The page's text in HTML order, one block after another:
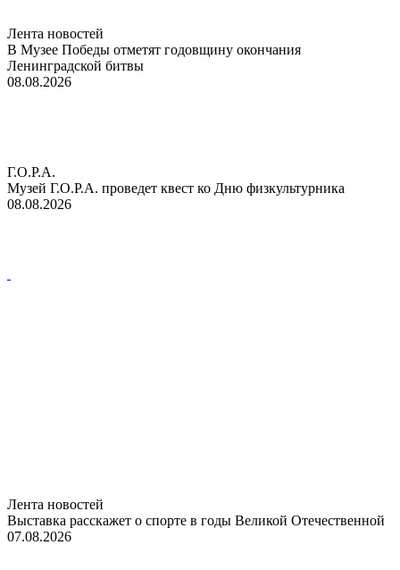
Лента новостей
В Музее Победы отметят годовщину окончания
Ленинградской битвы
08.08.2026
Г.О.Р.А.
Музей Г.О.Р.А. проведет квест ко Дню физкультурника
08.08.2026
Лента новостей
Выставка расскажет о спорте в годы Великой Отечественной
07.08.2026